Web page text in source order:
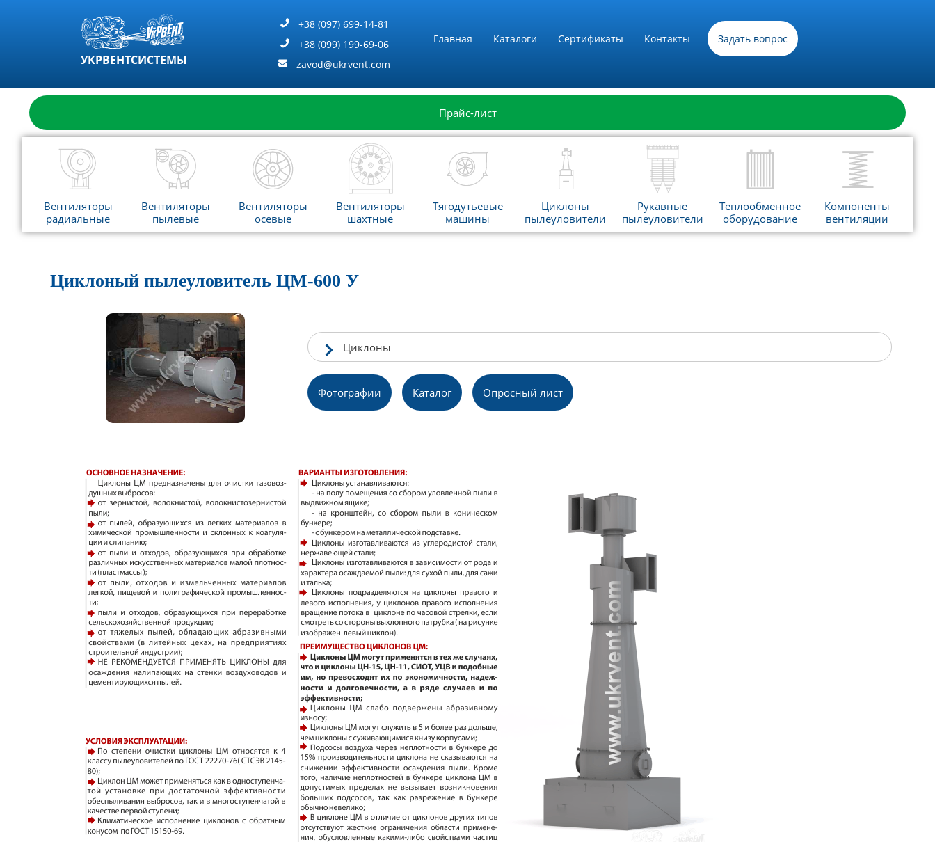
УКРВЕНТСИСТЕМЫ
+38 (097) 699-14-81
+38 (099) 199-69-06
zavod@ukrvent.com
Главная Каталоги Сертификаты Контакты Задать вопрос
Прайс-лист
Вентиляторы
радиальные
Вентиляторы
пылевые
Вентиляторы
осевые
Вентиляторы
шахтные
Тягодутьевые
машины
Циклоны
пылеуловители
Рукавные
пылеуловители
Теплообменное
оборудование
Компоненты
вентиляции
Циклоный пылеуловитель ЦМ-600 У
Циклоны
Фотографии Каталог Опросный лист